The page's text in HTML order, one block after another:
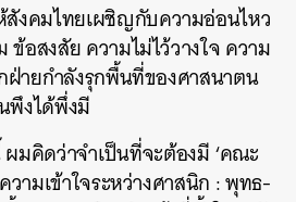
งคมไทยเผชิญกับความอ่อนไหว
อสงสัย ความไม่ไว้วางใจ ความ
ฝ่ายกำลังรุกพื้นที่ของศาสนาตน
พึงได้พึ่งมี
มคิดว่าจำเป็นที่จะต้องมี ‘คณะ
วามเข้าใจระหว่างศาสนิก : พุทธ-